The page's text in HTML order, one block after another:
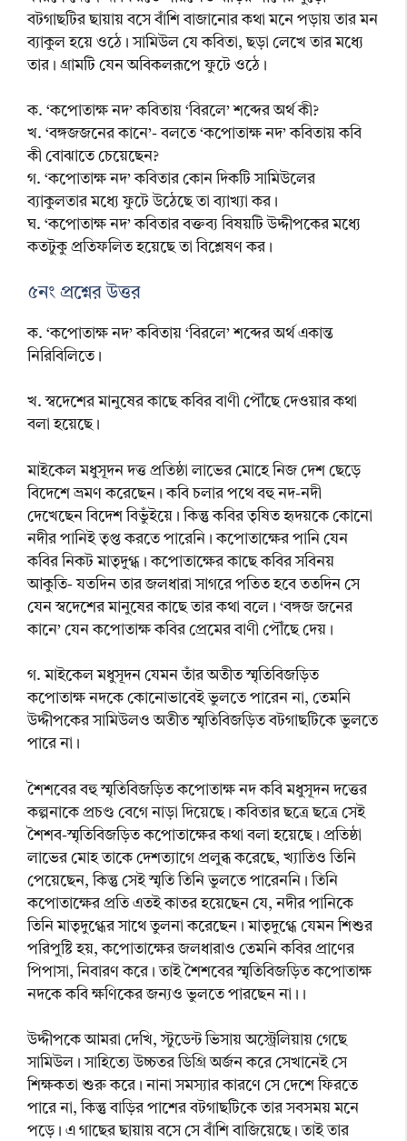
বটগাছটির ছায়ায় বসে বাঁশি বাজানোর কথা মনে পড়ায় তার মন
ব্যাকুল হয়ে ওঠে। সামিউল যে কবিতা, ছড়া লেখে তার মধ্যে
তার। গ্রামটি যেন অবিকলরূপে ফুটে ওঠে।
ক. ‘কপোতাক্ষ নদ’ কবিতায় ‘বিরলে’ শব্দের অর্থ কী?
খ. ‘বঙ্গজজনের কানে’- বলতে ‘কপোতাক্ষ নদ’ কবিতায় কবি
কী বোঝাতে চেয়েছেন?
গ. ‘কপোতাক্ষ নদ’ কবিতার কোন দিকটি সামিউলের
ব্যাকুলতার মধ্যে ফুটে উঠেছে তা ব্যাখ্যা কর।
ঘ. ‘কপোতাক্ষ নদ’ কবিতার বক্তব্য বিষয়টি উদ্দীপকের মধ্যে
কতটুকু প্রতিফলিত হয়েছে তা বিশ্লেষণ কর।
৫নং প্রশ্নের উত্তর
ক. ‘কপোতাক্ষ নদ’ কবিতায় ‘বিরলে’ শব্দের অর্থ একান্ত
নিরিবিলিতে।
খ. স্বদেশের মানুষের কাছে কবির বাণী পৌঁছে দেওয়ার কথা
বলা হয়েছে।
মাইকেল মধুসূদন দত্ত প্রতিষ্ঠা লাভের মোহে নিজ দেশ ছেড়ে
বিদেশে ভ্রমণ করেছেন। কবি চলার পথে বহু নদ-নদী
দেখেছেন বিদেশ বিভুঁইয়ে। কিন্তু কবির তৃষিত হৃদয়কে কোনো
নদীর পানিই তৃপ্ত করতে পারেনি। কপোতাক্ষের পানি যেন
কবির নিকট মাতৃদুগ্ধ। কপোতাক্ষের কাছে কবির সবিনয়
আকুতি- যতদিন তার জলধারা সাগরে পতিত হবে ততদিন সে
যেন স্বদেশের মানুষের কাছে তার কথা বলে। ‘বঙ্গজ জনের
কানে’ যেন কপোতাক্ষ কবির প্রেমের বাণী পৌঁছে দেয়।
গ. মাইকেল মধুসূদন যেমন তাঁর অতীত স্মৃতিবিজড়িত
কপোতাক্ষ নদকে কোনোভাবেই ভুলতে পারেন না, তেমনি
উদ্দীপকের সামিউলও অতীত স্মৃতিবিজড়িত বটগাছটিকে ভুলতে
পারে না।
শৈশবের বহু স্মৃতিবিজড়িত কপোতাক্ষ নদ কবি মধুসূদন দত্তের
কল্পনাকে প্রচণ্ড বেগে নাড়া দিয়েছে। কবিতার ছত্রে ছত্রে সেই
শৈশব-স্মৃতিবিজড়িত কপোতাক্ষের কথা বলা হয়েছে। প্রতিষ্ঠা
লাভের মোহ তাকে দেশত্যাগে প্রলুব্ধ করেছে, খ্যাতিও তিনি
পেয়েছেন, কিন্তু সেই স্মৃতি তিনি ভুলতে পারেননি। তিনি
কপোতাক্ষের প্রতি এতই কাতর হয়েছেন যে, নদীর পানিকে
তিনি মাতৃদুগ্ধের সাথে তুলনা করেছেন। মাতৃদুগ্ধে যেমন শিশুর
পরিপুষ্টি হয়, কপোতাক্ষের জলধারাও তেমনি কবির প্রাণের
পিপাসা, নিবারণ করে। তাই শৈশবের স্মৃতিবিজড়িত কপোতাক্ষ
নদকে কবি ক্ষণিকের জন্যও ভুলতে পারছেন না।।
উদ্দীপকে আমরা দেখি, স্টুডেন্ট ভিসায় অস্ট্রেলিয়ায় গেছে
সামিউল। সাহিত্যে উচ্চতর ডিগ্রি অর্জন করে সেখানেই সে
শিক্ষকতা শুরু করে। নানা সমস্যার কারণে সে দেশে ফিরতে
পারে না, কিন্তু বাড়ির পাশের বটগাছটিকে তার সবসময় মনে
পড়ে। এ গাছের ছায়ায় বসে সে বাঁশি বাজিয়েছে। তাই তার